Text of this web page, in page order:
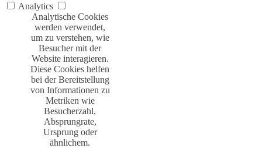
Analytics
Analytische Cookies
werden verwendet,
um zu verstehen, wie
Besucher mit der
Website interagieren.
Diese Cookies helfen
bei der Bereitstellung
von Informationen zu
Metriken wie
Besucherzahl,
Absprungrate,
Ursprung oder
ähnlichem.